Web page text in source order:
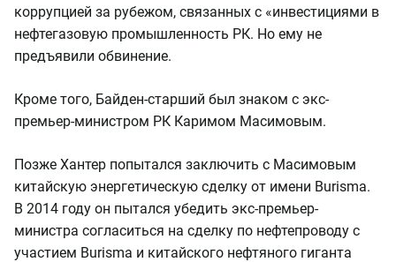
коррупцией за рубежом, связанных с «инвестициями в
нефтегазовую промышленность РК. Но ему не
предъявили обвинение.
Кроме того, Байден-старший был знаком с экс-
премьер-министром РК Каримом Масимовым.
Позже Хантер попытался заключить с Масимовым
китайскую энергетическую сделку от имени Burisma.
В 2014 году он пытался убедить экс-премьер-
министра согласиться на сделку по нефтепроводу с
участием Burisma и китайского нефтяного гиганта